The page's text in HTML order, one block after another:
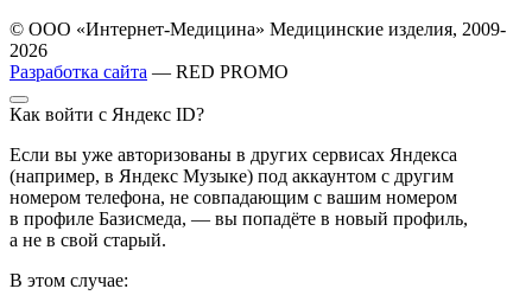
© ООО «Интернет-Медицина» Медицинские изделия, 2009-
2026
Разработка сайта — RED PROMO
Как войти с Яндекс ID?
Если вы уже авторизованы в других сервисах Яндекса
(например, в Яндекс Музыке) под аккаунтом с другим
номером телефона, не совпадающим с вашим номером
в профиле Базисмеда, — вы попадёте в новый профиль,
а не в свой старый.
В этом случае: